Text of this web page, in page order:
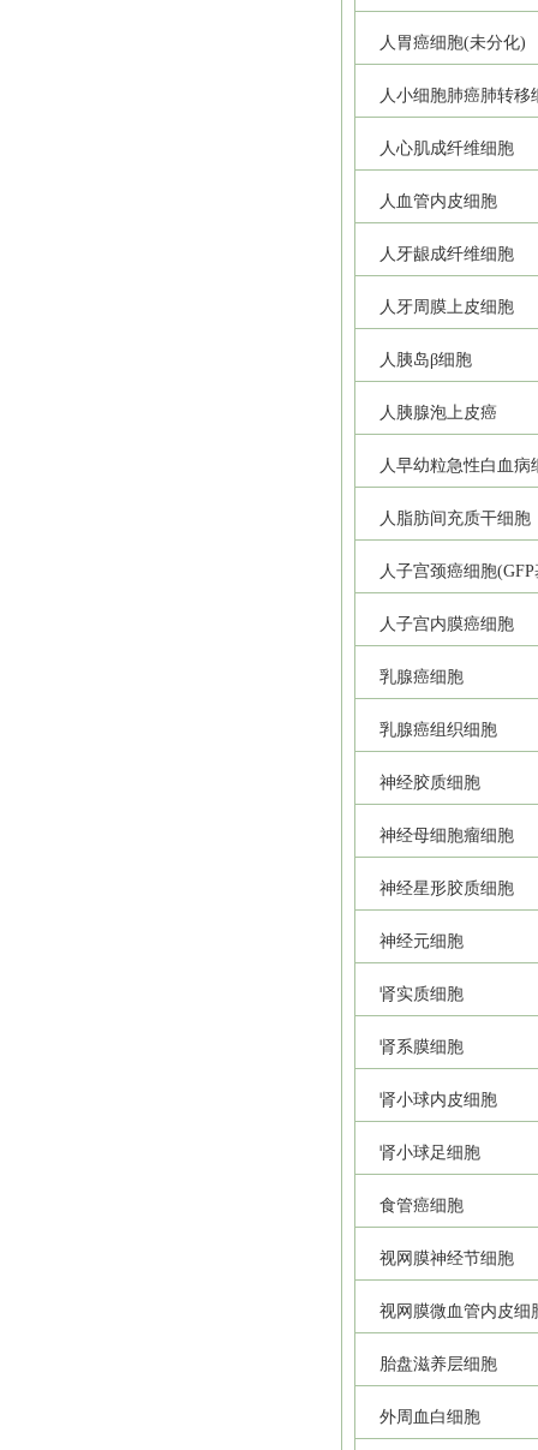
人胃癌细胞(未分化)
人小细胞肺癌肺转移
人心肌成纤维细胞
人血管内皮细胞
人牙龈成纤维细胞
人牙周膜上皮细胞
人胰岛β细胞
人胰腺泡上皮癌
人早幼粒急性白血病
人脂肪间充质干细胞
人子宫颈癌细胞
人子宫内膜癌细胞
乳腺癌细胞
乳腺癌组织细胞
神经胶质细胞
神经母细胞瘤细胞
神经星形胶质细胞
神经元细胞
肾实质细胞
肾系膜细胞
肾小球内皮细胞
肾小球足细胞
食管癌细胞
视网膜神经节细胞
视网膜微血管内皮细
胎盘滋养层细胞
外周血白细胞